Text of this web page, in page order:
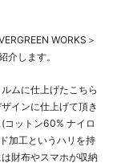
WORKS＞
します。
ムに仕上げたこちら
インに仕上げて頂き
コットン60% ナイロ
加工というハリを持
財布やスマホが収納